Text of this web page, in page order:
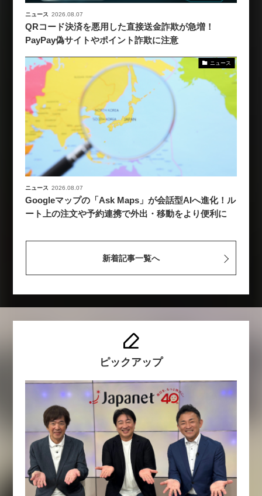
ニュース 2026.08.07
QRコード決済を悪用した直接送金詐欺が急増！
PayPay偽サイトやポイント詐欺に注意
ニュース
ニュース 2026.08.07
Googleマップの「Ask Maps」が会話型AIへ進化！ル
ート上の注文や予約連携で外出・移動をより便利に
新着記事一覧へ
ピックアップ